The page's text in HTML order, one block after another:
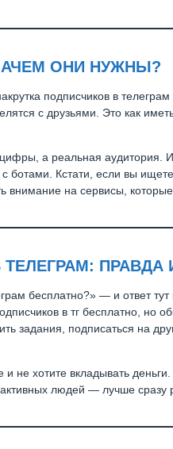
ОНИ НУЖНЫ?
подписчиков в
с друзьями. Это как иметь
а реальная аудитория.
ботами. Кстати, если вы
внимание на сервисы,
ПРАВДА
бесплатно?» — и ответ тут
в тг бесплатно, но
задания, подписаться на
и не хотите вкладывать
людей — лучше сразу